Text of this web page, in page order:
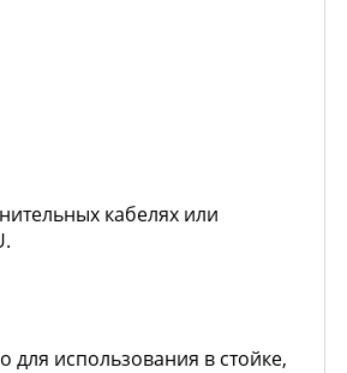
кабелях или
использования в стойке,